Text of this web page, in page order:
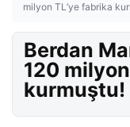
milyon TL’ye fabrika
Berdan
120
kurmuştu!